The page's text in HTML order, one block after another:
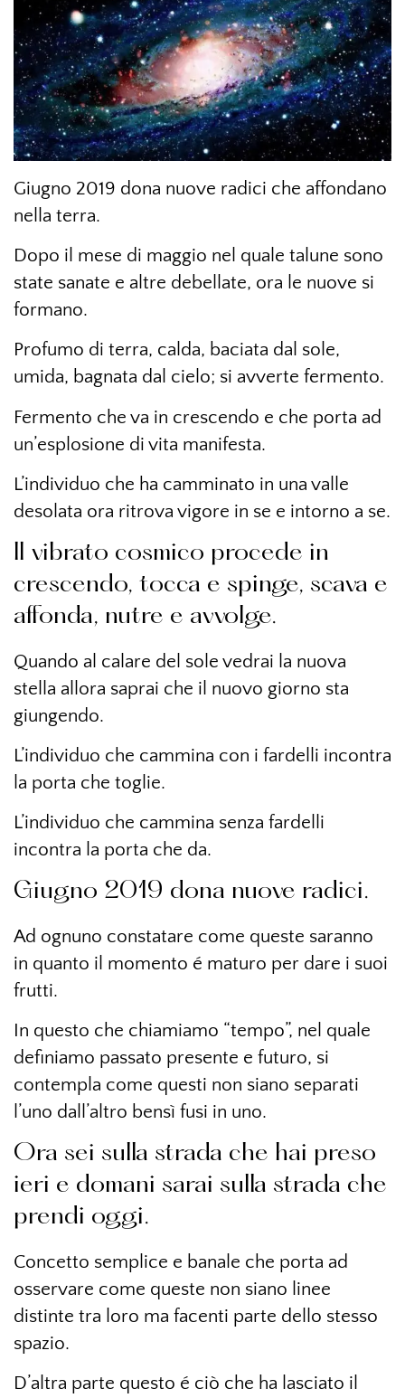
Giugno 2019 dona nuove radici che affondano
nella terra.
Dopo il mese di maggio nel quale talune sono
state sanate e altre debellate, ora le nuove si
formano.
Profumo di terra, calda, baciata dal sole,
umida, bagnata dal cielo; si avverte fermento.
Fermento che va in crescendo e che porta ad
un’esplosione di vita manifesta.
L’individuo che ha camminato in una valle
desolata ora ritrova vigore in se e intorno a se.
Il vibrato cosmico procede in
crescendo, tocca e spinge, scava e
affonda, nutre e avvolge.
Quando al calare del sole vedrai la nuova
stella allora saprai che il nuovo giorno sta
giungendo.
L’individuo che cammina con i fardelli incontra
la porta che toglie.
L’individuo che cammina senza fardelli
incontra la porta che da.
Giugno 2019 dona nuove radici.
Ad ognuno constatare come queste saranno
in quanto il momento é maturo per dare i suoi
frutti.
In questo che chiamiamo “tempo”, nel quale
definiamo passato presente e futuro, si
contempla come questi non siano separati
l’uno dall’altro bensì fusi in uno.
Ora sei sulla strada che hai preso
ieri e domani sarai sulla strada che
prendi oggi.
Concetto semplice e banale che porta ad
osservare come queste non siano linee
distinte tra loro ma facenti parte dello stesso
spazio.
D’altra parte questo é ciò che ha lasciato il